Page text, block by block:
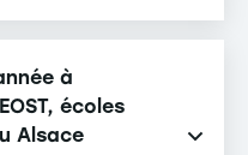
les débouchés sont
postuler qu’à une
à
écoles
Alsace